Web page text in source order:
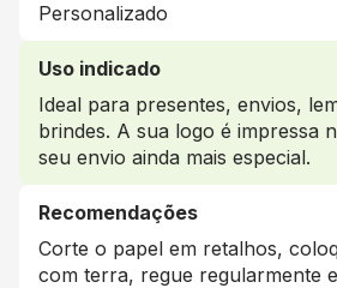
Personalizado
Uso indicado
Ideal para presentes, envios,
brindes. A sua logo é impressa
seu envio ainda mais especial.
Recomendações
Corte o papel em retalhos,
com terra, regue regularmente